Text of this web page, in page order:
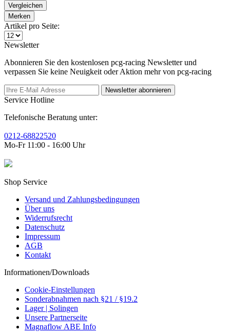
Vergleichen
Merken
Artikel pro Seite:
Newsletter
Abonnieren Sie den kostenlosen pcg-racing Newsletter und
verpassen Sie keine Neuigkeit oder Aktion mehr von pcg-racing
Newsletter abonnieren
Service Hotline
Telefonische Beratung unter:
0212-68822520
Mo-Fr 11:00 - 16:00 Uhr
Shop Service
Versand und Zahlungsbedingungen
Über uns
Widerrufsrecht
Datenschutz
Impressum
AGB
Kontakt
Informationen/Downloads
Cookie-Einstellungen
Sonderabnahmen nach §21 / §19.2
Lager | Solingen
Unsere Partnerseite
Magnaflow ABE Info